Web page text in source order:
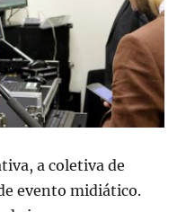
a coletiva de
evento midiático.